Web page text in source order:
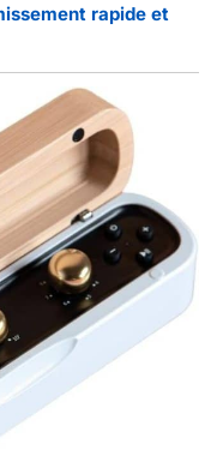
rapide et